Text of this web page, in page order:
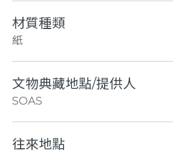
材質種類
紙
文物典藏地點/提供人
SOAS
往來地點